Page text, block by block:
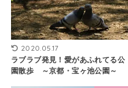
2020.05.17
ラブラブ発見！愛があふれてる公
園散歩 ～京都・宝ヶ池公園～